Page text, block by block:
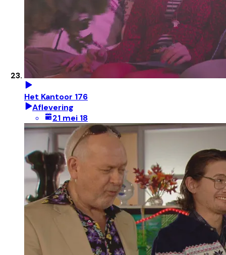
Het Kantoor 176
Aflevering
21 mei 18